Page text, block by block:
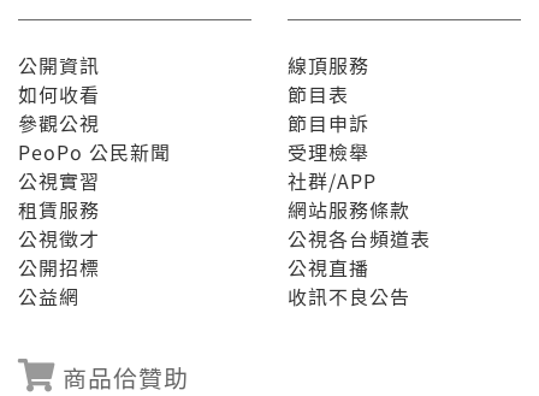
公開資訊
如何收看
參觀公視
PeoPo 公民新聞
公視實習
租賃服務
公視徵才
公開招標
公益網
線頂服務
節目表
節目申訴
受理檢舉
社群/APP
網站服務條款
公視各台頻道表
公視直播
收訊不良公告
商品佮贊助